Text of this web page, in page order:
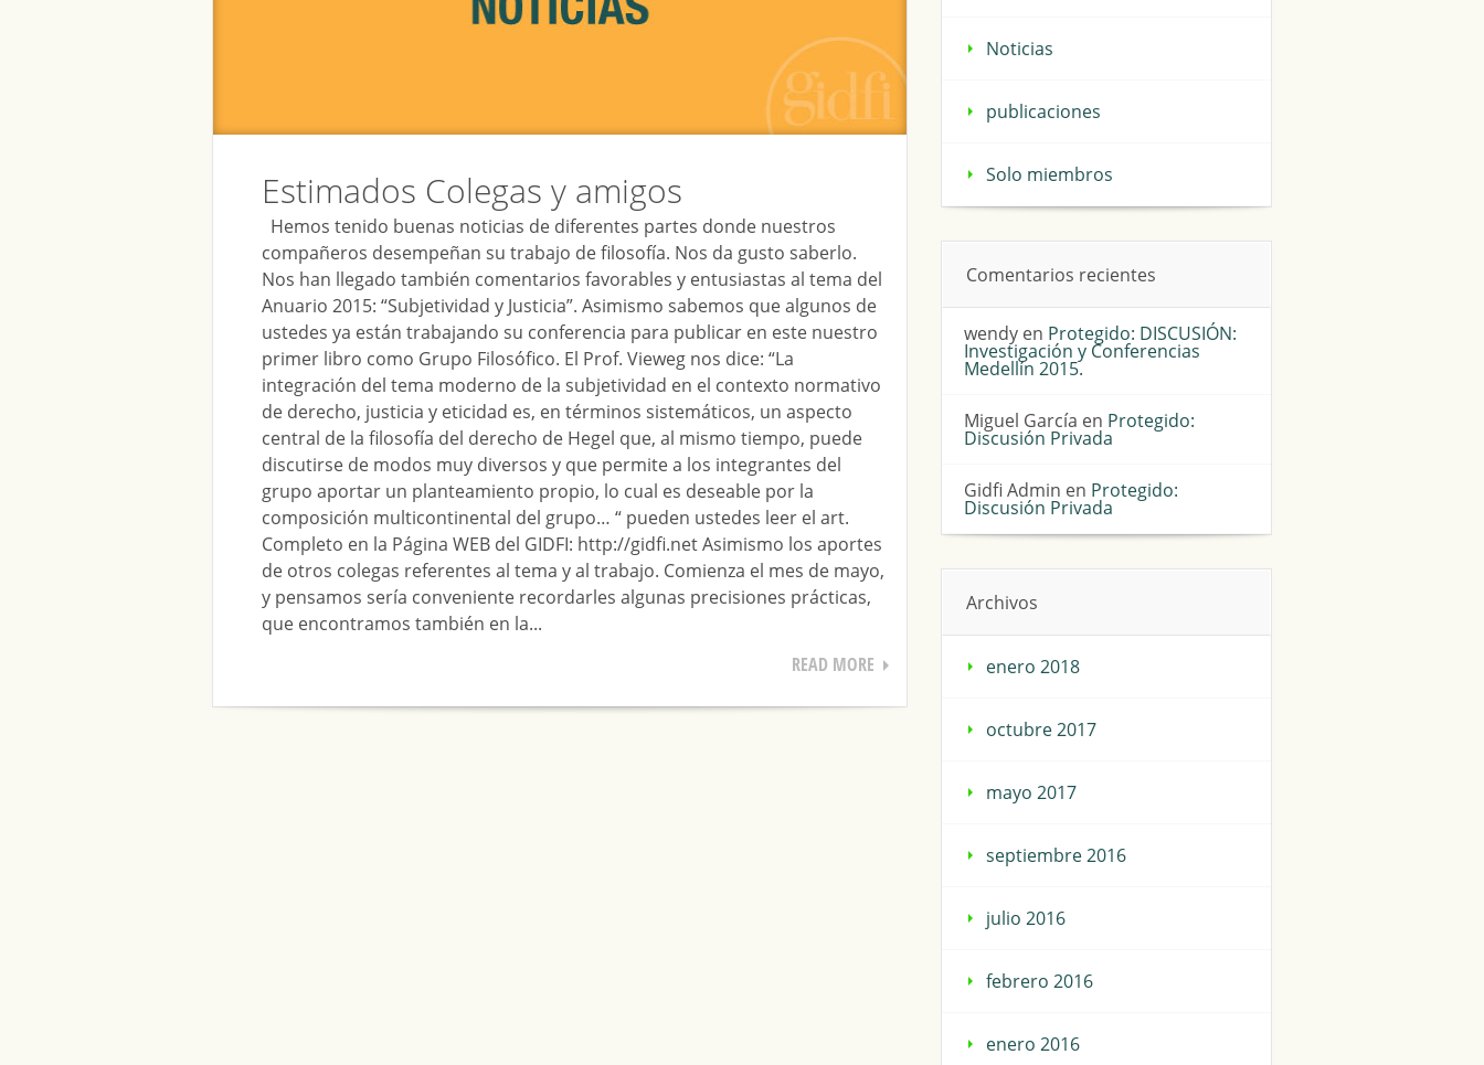
Estimados Colegas y amigos
Hemos tenido buenas noticias de diferentes partes donde nuestros
compañeros desempeñan su trabajo de filosofía. Nos da gusto saberlo.
Nos han llegado también comentarios favorables y entusiastas al tema del
Anuario 2015: “Subjetividad y Justicia”. Asimismo sabemos que algunos de
ustedes ya están trabajando su conferencia para publicar en este nuestro
primer libro como Grupo Filosófico. El Prof. Vieweg nos dice: “La
integración del tema moderno de la subjetividad en el contexto normativo
de derecho, justicia y eticidad es, en términos sistemáticos, un aspecto
central de la filosofía del derecho de Hegel que, al mismo tiempo, puede
discutirse de modos muy diversos y que permite a los integrantes del
grupo aportar un planteamiento propio, lo cual es deseable por la
composición multicontinental del grupo… “ pueden ustedes leer el art.
Completo en la Página WEB del GIDFI: http://gidfi.net Asimismo los aportes
de otros colegas referentes al tema y al trabajo. Comienza el mes de mayo,
y pensamos sería conveniente recordarles algunas precisiones prácticas,
que encontramos también en la...
READ MORE
Noticias
publicaciones
Solo miembros
Comentarios recientes
wendy en Protegido: DISCUSIÓN:
Investigación y Conferencias
Medellín 2015.
Miguel García en Protegido:
Discusión Privada
Gidfi Admin en Protegido:
Discusión Privada
Archivos
enero 2018
octubre 2017
mayo 2017
septiembre 2016
julio 2016
febrero 2016
enero 2016